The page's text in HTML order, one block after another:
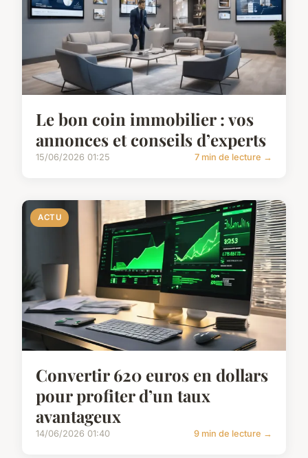
Le bon coin immobilier : vos
annonces et conseils d’experts
15/06/2026 01:25 7 min de lecture →
ACTU
Convertir 620 euros en dollars
pour profiter d’un taux
avantageux
14/06/2026 01:40 9 min de lecture →